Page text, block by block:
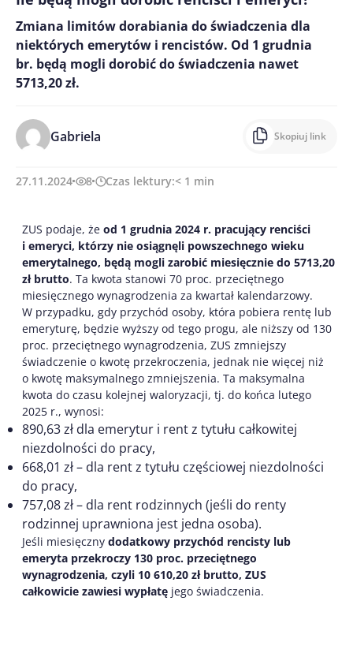
Zmiana limitów dorabiania do świadczenia dla
niektórych emerytów i rencistów. Od 1 grudnia
br. będą mogli dorobić do świadczenia nawet
5713,20 zł.
Gabriela Skopiuj link
27.11.2024 8 Czas lektury:< 1 min
ZUS podaje, że od 1 grudnia 2024 r. pracujący renciści
i emeryci, którzy nie osiągnęli powszechnego wieku
emerytalnego, będą mogli zarobić miesięcznie do 5713,20
zł brutto. Ta kwota stanowi 70 proc. przeciętnego
miesięcznego wynagrodzenia za kwartał kalendarzowy.
W przypadku, gdy przychód osoby, która pobiera rentę lub
emeryturę, będzie wyższy od tego progu, ale niższy od 130
proc. przeciętnego wynagrodzenia, ZUS zmniejszy
świadczenie o kwotę przekroczenia, jednak nie więcej niż
o kwotę maksymalnego zmniejszenia. Ta maksymalna
kwota do czasu kolejnej waloryzacji, tj. do końca lutego
2025 r., wynosi:
890,63 zł dla emerytur i rent z tytułu całkowitej
niezdolności do pracy,
668,01 zł – dla rent z tytułu częściowej niezdolności
do pracy,
757,08 zł – dla rent rodzinnych (jeśli do renty
rodzinnej uprawniona jest jedna osoba).
Jeśli miesięczny dodatkowy przychód rencisty lub
emeryta przekroczy 130 proc. przeciętnego
wynagrodzenia, czyli 10 610,20 zł brutto, ZUS
całkowicie zawiesi wypłatę jego świadczenia.